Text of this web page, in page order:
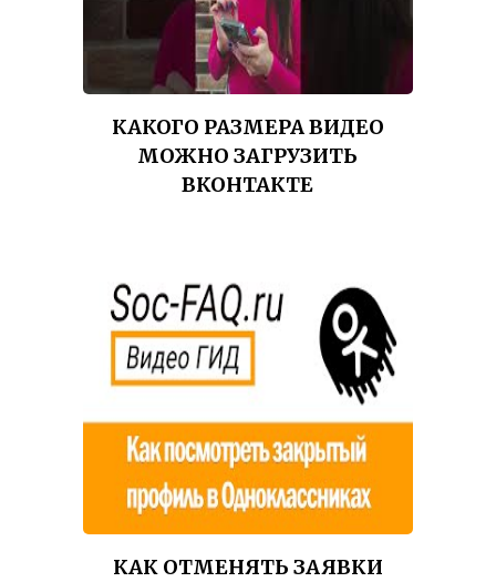
КАКОГО РАЗМЕРА ВИДЕО
МОЖНО ЗАГРУЗИТЬ
ВКОНТАКТЕ
КАК ОТМЕНЯТЬ ЗАЯВКИ